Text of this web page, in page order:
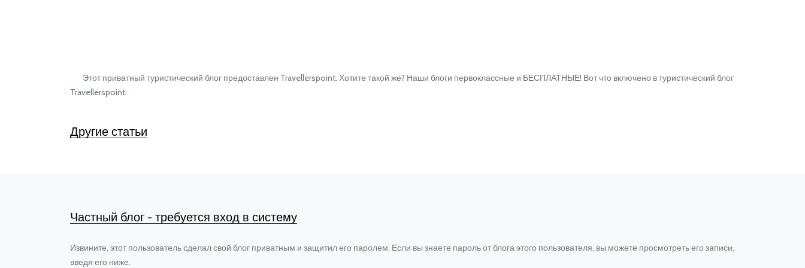
Этот приватный туристический блог предоставлен Travellerspoint. Хотите такой же? Наши блоги первоклассные и БЕСПЛАТНЫЕ! Вот что включено в туристический блог
Travellerspoint.
Другие статьи
Частный блог - требуется вход в систему
Извините, этот пользователь сделал свой блог приватным и защитил его паролем. Если вы знаете пароль от блога этого пользователя, вы можете просмотреть его записи,
введя его ниже.